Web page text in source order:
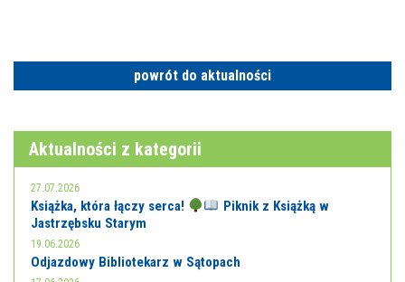
powrót do aktualności
Aktualności z kategorii
27.07.2026
Książka, która łączy serca!
Piknik z Książką w
Jastrzębsku Starym
19.06.2026
Odjazdowy Bibliotekarz w Sątopach